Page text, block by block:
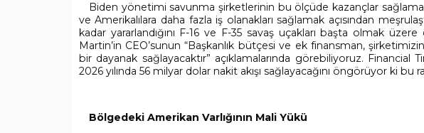
Biden yönetimi savunma şirketlerinin bu ölçüde kazançlar
ve Amerikalılara daha fazla iş olanakları sağlamak açısından
kadar yararlandığını F-16 ve F-35 savaş uçakları başta olmak
Martin’in CEO’sunun “Başkanlık bütçesi ve ek finansman,
bir dayanak sağlayacaktır” açıklamalarında görebiliyoruz.
2026 yılında 56 milyar dolar nakit akışı sağlayacağını öngörüyor ki bu
Bölgedeki Amerikan Varlığının Mali Yükü